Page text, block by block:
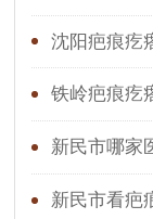
家好点
沈阳疤痕疙
好？解密疤痕
与治疗
铁岭疤痕疙
肤研究所预约
新民市哪家
疤痕好
新民市看疤